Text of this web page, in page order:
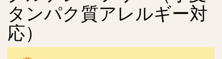
タンパク質アレルギー対
応）